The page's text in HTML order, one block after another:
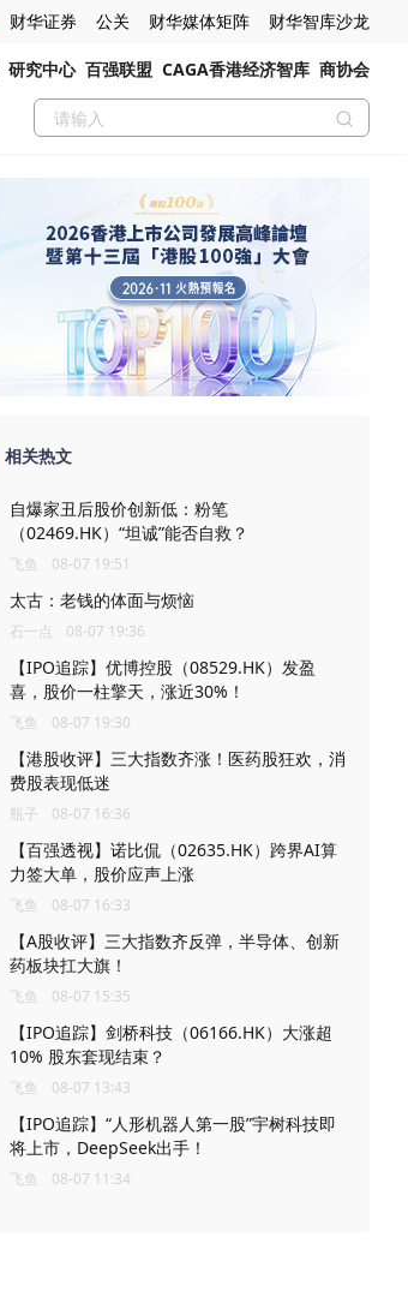
财华证券 公关 财华媒体矩阵 财华智库沙龙
研究中心 百强联盟 CAGA香港经济智库 商协会
相关热文
自爆家丑后股价创新低：粉笔
（02469.HK）“坦诚”能否自救？
飞鱼 08-07 19:51
太古：老钱的体面与烦恼
石一点 08-07 19:36
【IPO追踪】优博控股（08529.HK）发盈
喜，股价一柱擎天，涨近30%！
飞鱼 08-07 19:30
【港股收评】三大指数齐涨！医药股狂欢，消
费股表现低迷
瓶子 08-07 16:36
【百强透视】诺比侃（02635.HK）跨界AI算
力签大单，股价应声上涨
飞鱼 08-07 16:33
【A股收评】三大指数齐反弹，半导体、创新
药板块扛大旗！
飞鱼 08-07 15:35
【IPO追踪】剑桥科技（06166.HK）大涨超
10% 股东套现结束？
飞鱼 08-07 13:43
【IPO追踪】“人形机器人第一股”宇树科技即
将上市，DeepSeek出手！
飞鱼 08-07 11:34